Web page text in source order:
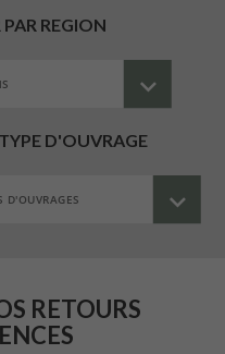
REGION
D'OUVRAGE
RETOURS